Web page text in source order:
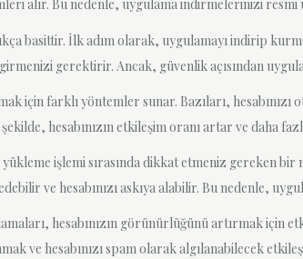
alır. Bu nedenle, uygulama indirmelerinizi
basittir. İlk adım olarak, uygulamayı indirip
gerektirir. Ancak, güvenlik açısından
için farklı yöntemler sunar. Bazıları,
hesabınızın etkileşim oranı artar ve daha
işlemi sırasında dikkat etmeniz gereken
ve hesabınızı askıya alabilir. Bu nedenle,
hesabınızın görünürlüğünü artırmak için
ve hesabınızı spam olarak algılanabilecek